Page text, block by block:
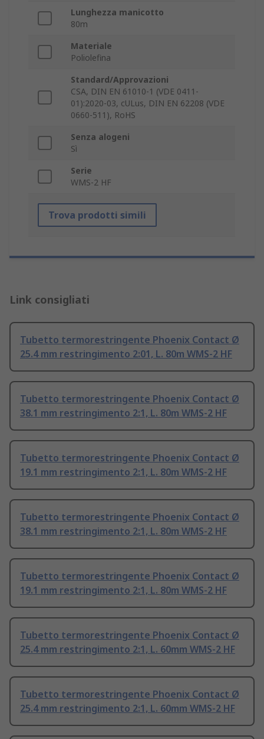
Lunghezza manicotto
80m
Materiale
Poliolefina
Standard/Approvazioni
CSA, DIN EN 61010-1 (VDE 0411-
01):2020-03, cULus, DIN EN 62208 (VDE
0660-511), RoHS
Senza alogeni
Sì
Serie
WMS-2 HF
Trova prodotti simili
Link consigliati
Tubetto termorestringente Phoenix Contact Ø
25.4 mm restringimento 2:01, L. 80m WMS-2 HF
Tubetto termorestringente Phoenix Contact Ø
38.1 mm restringimento 2:1, L. 80m WMS-2 HF
Tubetto termorestringente Phoenix Contact Ø
19.1 mm restringimento 2:1, L. 80m WMS-2 HF
Tubetto termorestringente Phoenix Contact Ø
38.1 mm restringimento 2:1, L. 80m WMS-2 HF
Tubetto termorestringente Phoenix Contact Ø
19.1 mm restringimento 2:1, L. 80m WMS-2 HF
Tubetto termorestringente Phoenix Contact Ø
25.4 mm restringimento 2:1, L. 60mm WMS-2 HF
Tubetto termorestringente Phoenix Contact Ø
25.4 mm restringimento 2:1, L. 60mm WMS-2 HF